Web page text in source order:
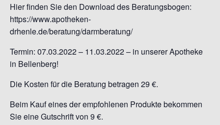
Hier finden Sie den Download des Beratungsbogen:
https://www.apotheken-
drhenle.de/beratung/darmberatung/
Termin: 07.03.2022 – 11.03.2022 – in unserer Apotheke
in Bellenberg!
Die Kosten für die Beratung betragen 29 €.
Beim Kauf eines der empfohlenen Produkte bekommen
Sie eine Gutschrift von 9 €.